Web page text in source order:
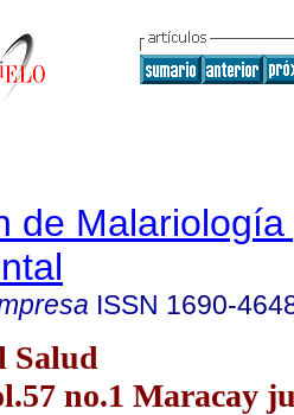
de
ISSN 1690-
Salud
no.1 Maracay